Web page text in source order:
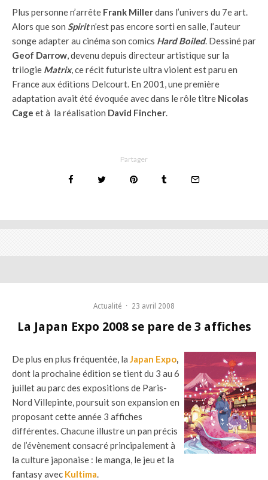
Plus personne n’arrête Frank Millerdans l’univers du 7e art.
Alors que son Spiritn’est pas encore sorti en salle, l’auteur
songe adapter au cinéma son comics Hard Boiled. Dessiné par
Geof Darrow, devenu depuis directeur artistique sur la
trilogie Matrix, ce récit futuriste ultra violent est paru en
France aux éditions Delcourt. En 2001, une première
adaptation avait été évoquée avec dans le rôle titre Nicolas
Cage et à la réalisation David Fincher.
Partager
Actualité · 23 avril 2008
La Japan Expo 2008 se pare de 3 affiches
De plus en plus fréquentée, la Japan Expo,
dont la prochaine édition se tient du 3 au 6
juillet au parc des expositions de Paris-
Nord Villepinte, poursuit son expansion en
proposant cette année 3 affiches
différentes. Chacune illustre un pan précis
de l’évènement consacré principalement à
la culture japonaise : le manga, le jeu et la
fantasy avec Kultima.